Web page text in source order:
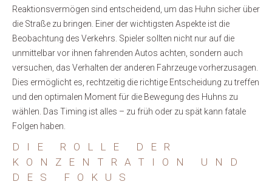
Reaktionsvermögen sind entscheidend, um das Huhn sicher über
die Straße zu bringen. Einer der wichtigsten Aspekte ist die
Beobachtung des Verkehrs. Spieler sollten nicht nur auf die
unmittelbar vor ihnen fahrenden Autos achten, sondern auch
versuchen, das Verhalten der anderen Fahrzeuge vorherzusagen.
Dies ermöglicht es, rechtzeitig die richtige Entscheidung zu treffen
und den optimalen Moment für die Bewegung des Huhns zu
wählen. Das Timing ist alles – zu früh oder zu spät kann fatale
Folgen haben.
DIE ROLLE DER
KONZENTRATION UND
DES FOKUS